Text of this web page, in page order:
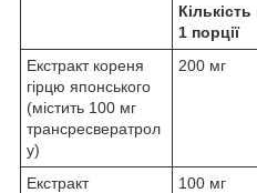
Кількість
1 порції
Екстракт кореня
гірцю японського
(містить 100 мг
трансресвератрол
у)
200 мг
Екстракт
100 мг